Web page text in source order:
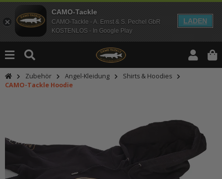
CAMO-Tackle
CAMO-Tackle - A. Ernst & S. Pechel GbR
KOSTENLOS - In Google Play
LADEN
Zubehör Angel-Kleidung
Shirts & Hoodies
CAMO-Tackle Hoodie